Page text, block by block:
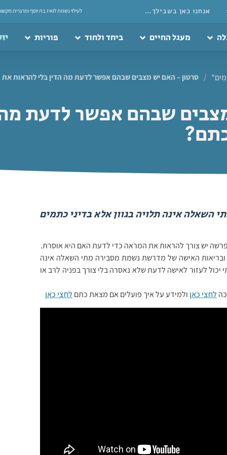
לעילוי נשמת לואיז בת יוסף ומרגרית אנחנו כאן בשבילך…
מעגל החיים ביחד ולחוד פוריות
/ סרטון – האם יש מצבים שבהם אפשר לדעת מה הדין בלי להראות
שבהם אפשר לדעת
השאלה אינה תלויה בגוון אלא בדיני כתמים
יש צורך להראות את המראה כדי לדעת האם היא אוסרת.
האישה של מדרשת נשמת מסבירה מתי השאלה אינה
יכול לעזור לאישה לדעת שלא נאסרה בלי צורך בפניה לרב או
לחצי כאן ולמידע על איך פועלים אם מצאת כתםלחצי כאן